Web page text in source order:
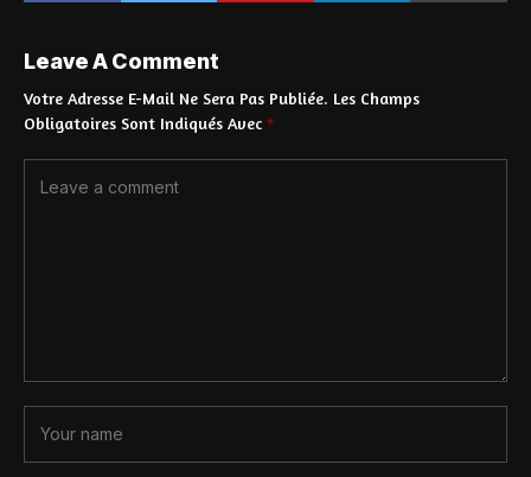
Leave A Comment
Votre Adresse E-Mail Ne Sera Pas Publiée. Les Champs
Obligatoires Sont Indiqués Avec *